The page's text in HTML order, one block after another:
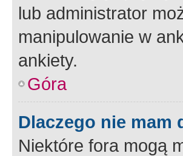
lub administrator
manipulowanie w
ankiety.
Góra
Dlaczego nie
Niektóre fora mogą